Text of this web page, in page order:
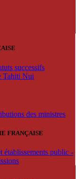
successifs
Tahiti Nui
des ministres
FRANÇAISE
établissements public -